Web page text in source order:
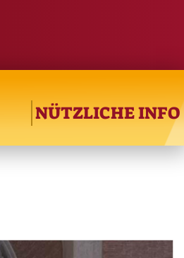
NÜTZLICHE INFO